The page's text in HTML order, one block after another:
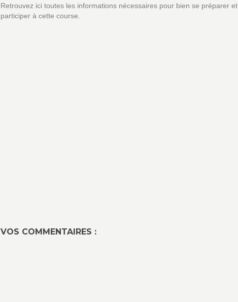
Retrouvez ici toutes les informations nécessaires pour bien se préparer et
participer à cette course.
VOS COMMENTAIRES :